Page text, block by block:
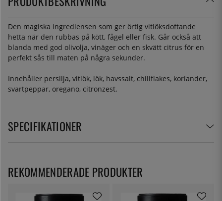
Den magiska ingrediensen som ger örtig vitlöksdoftande
hetta när den rubbas på kött, fågel eller fisk. Går också att
blanda med god olivolja, vinäger och en skvätt citrus för en
perfekt sås till maten på några sekunder.
Innehåller persilja, vitlök, lök, havssalt, chiliflakes, koriander,
svartpeppar, oregano, citronzest.
SPECIFIKATIONER
REKOMMENDERADE PRODUKTER